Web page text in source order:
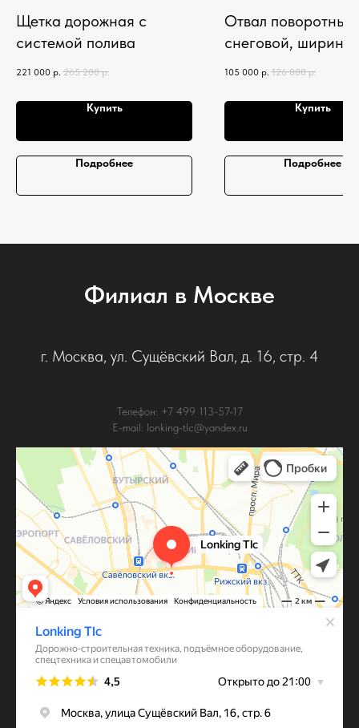
Щетка дорожная с
системой полива
221 000 р. 265 200 р.
Купить
Подробнее
Отвал поворотный
снеговой, ширина
отвала 1800 мм,
105 000 р. 126 000 р.
Купить
Подробнее
Филиал в Москве
г. Москва, ул. Сущёвский Вал, д. 16, стр. 4
Телефон: +7 499 113-57-17
E-mail: lonking-tlc@yandex.ru